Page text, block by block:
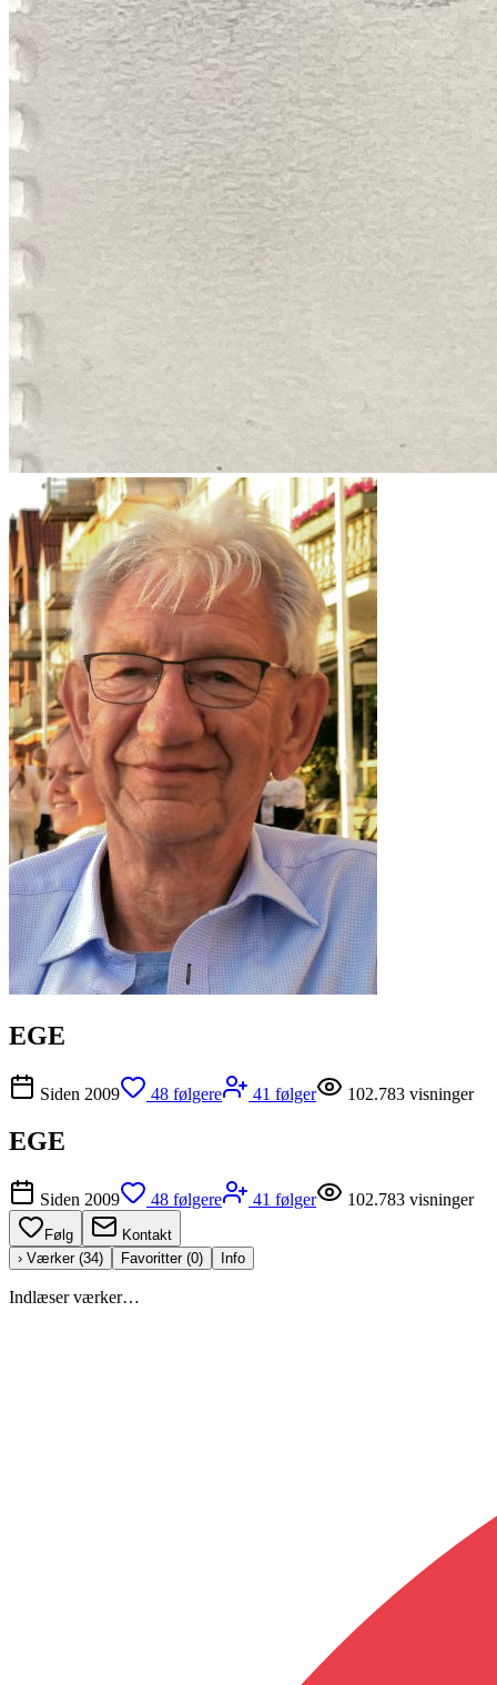
EGE
Siden 2009 48 følgere 41 følger 102.783 visninger
EGE
Siden 2009 48 følgere 41 følger 102.783 visninger
Følg
Kontakt
› Værker (34) Favoritter (0) Info
Indlæser værker…